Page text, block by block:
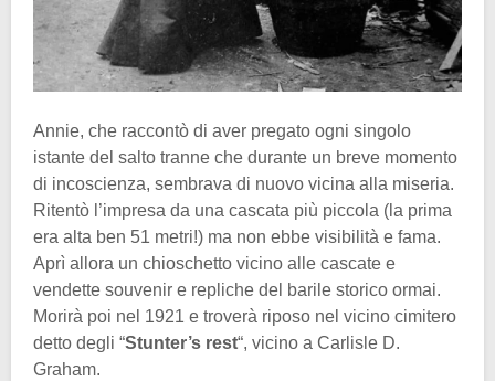
Annie, che raccontò di aver pregato ogni singolo
istante del salto tranne che durante un breve momento
di incoscienza, sembrava di nuovo vicina alla miseria.
Ritentò l’impresa da una cascata più piccola (la prima
era alta ben 51 metri!) ma non ebbe visibilità e fama.
Aprì allora un chioschetto vicino alle cascate e
vendette souvenir e repliche del barile storico ormai.
Morirà poi nel 1921 e troverà riposo nel vicino cimitero
detto degli “Stunter’s rest“, vicino a Carlisle D.
Graham.